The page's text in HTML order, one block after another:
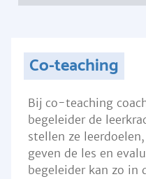
Co-teaching
Bij co-teaching
begeleider de
stellen ze
geven de les en
begeleider kan zo in